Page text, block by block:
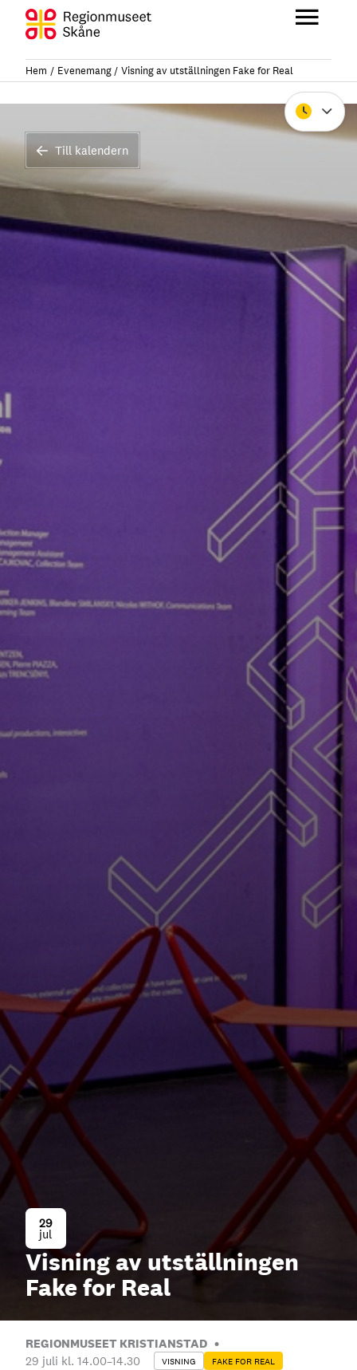
Hoppa
innehåll
Stäng
Hem Evenemang Visning av utställningen Fake for Real
Till kalendern
29
jul
Visning av utställningen
Fake for Real
REGIONMUSEET KRISTIANSTAD
29 juli kl. 14.00–14.30 VISNING FAKE FOR REAL